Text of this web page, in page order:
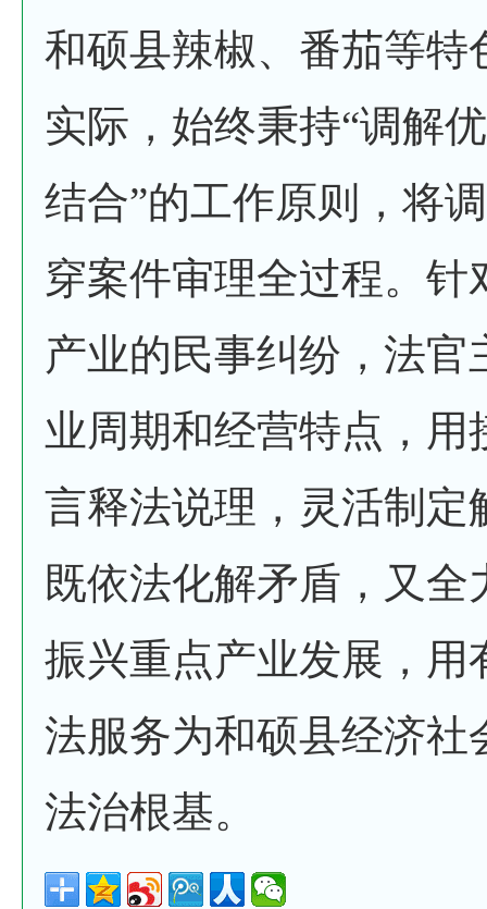
和硕县辣椒、番茄等特
实际，始终秉持“调解
结合”的工作原则，将
穿案件审理全过程。针
产业的民事纠纷，法官
业周期和经营特点，用
言释法说理，灵活制定
既依法化解矛盾，又全
振兴重点产业发展，用
法服务为和硕县经济社
法治根基。